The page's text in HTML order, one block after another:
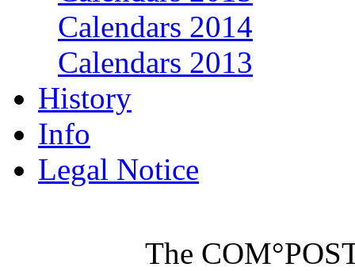
Calendars 2014
Calendars 2013
History
Info
Legal Notice
The